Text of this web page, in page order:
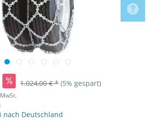
1.024,00 € * (5% gespart)
nach Deutschland